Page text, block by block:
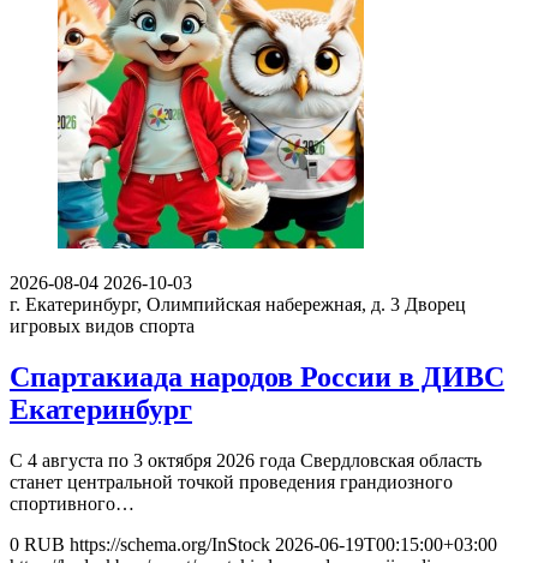
2026-08-04 2026-10-03
г. Екатеринбург, Олимпийская набережная, д. 3 Дворец
игровых видов спорта
Спартакиада народов России в ДИВС
Екатеринбург
С 4 августа по 3 октября 2026 года Свердловская область
станет центральной точкой проведения грандиозного
спортивного…
0 RUB https://schema.org/InStock 2026-06-19T00:15:00+03:00